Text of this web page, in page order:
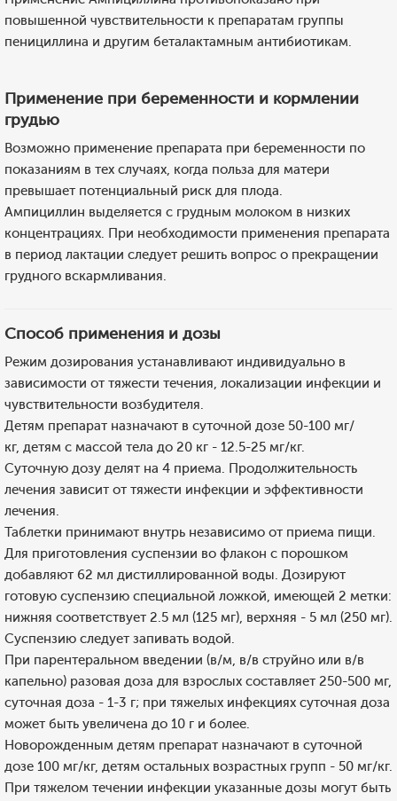
повышенной чувствительности к препаратам группы
пенициллина и другим беталактамным антибиотикам.
Применение при беременности и кормлении
грудью
Возможно применение препарата при беременности по
показаниям в тех случаях, когда польза для матери
превышает потенциальный риск для плода.
Ампициллин выделяется с грудным молоком в низких
концентрациях. При необходимости применения препарата
в период лактации следует решить вопрос о прекращении
грудного вскармливания.
Способ применения и дозы
Режим дозирования устанавливают индивидуально в
зависимости от тяжести течения, локализации инфекции и
чувствительности возбудителя.
Детям препарат назначают в суточной дозе 50-100 мг/
кг, детям с массой тела до 20 кг - 12.5-25 мг/кг.
Суточную дозу делят на 4 приема. Продолжительность
лечения зависит от тяжести инфекции и эффективности
лечения.
Таблетки принимают внутрь независимо от приема пищи.
Для приготовления суспензии во флакон с порошком
добавляют 62 мл дистиллированной воды. Дозируют
готовую суспензию специальной ложкой, имеющей 2 метки:
нижняя соответствует 2.5 мл (125 мг), верхняя - 5 мл (250 мг).
Суспензию следует запивать водой.
При парентеральном введении (в/м, в/в струйно или в/в
капельно) разовая доза для взрослых составляет 250-500 мг,
суточная доза - 1-3 г; при тяжелых инфекциях суточная доза
может быть увеличена до 10 г и более.
Новорожденным детям препарат назначают в суточной
дозе 100 мг/кг, детям остальных возрастных групп - 50 мг/кг.
При тяжелом течении инфекции указанные дозы могут быть